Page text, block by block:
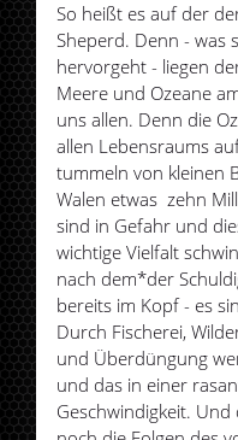
So heißt es auf der
Sheperd. Denn - was
hervorgeht - liegen
Meere und Ozeane
uns allen. Denn die
allen Lebensraums
tummeln von kleinen
Walen etwas zehn
sind in Gefahr und
wichtige Vielfalt
nach dem*der
bereits im Kopf - es
Durch Fischerei,
und Überdüngung
und das in einer
Geschwindigkeit.